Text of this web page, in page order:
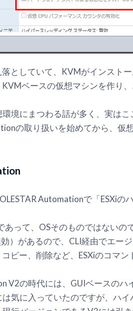
としていて、KVMがインスト
ベースの仮想マシンを作り
境にまつわる話が多く、実は
の取り扱いを始めてから、仮
Automationで「ESXiの
あって、OSそのものではない
）があるので、CLI経由でエー
ピー、削除など、ESXiのコマ
V2の時代には、GUIベースの
気に入っていたのですが、ハ